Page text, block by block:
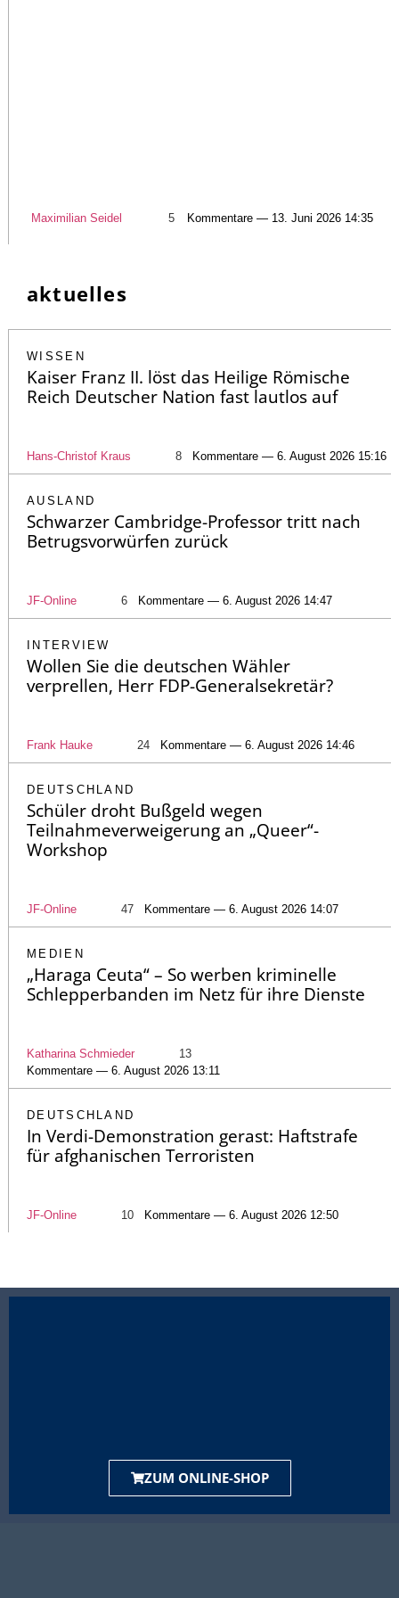
Maximilian Seidel 5 Kommentare — 13. Juni 2026 14:35
aktuelles
WISSEN
Kaiser Franz II. löst das Heilige Römische
Reich Deutscher Nation fast lautlos auf
Hans-Christof Kraus 8 Kommentare — 6. August 2026 15:16
AUSLAND
Schwarzer Cambridge-Professor tritt nach
Betrugsvorwürfen zurück
JF-Online 6 Kommentare — 6. August 2026 14:47
INTERVIEW
Wollen Sie die deutschen Wähler
verprellen, Herr FDP-Generalsekretär?
Frank Hauke 24 Kommentare — 6. August 2026 14:46
DEUTSCHLAND
Schüler droht Bußgeld wegen
Teilnahmeverweigerung an „Queer“-
Workshop
JF-Online 47 Kommentare — 6. August 2026 14:07
MEDIEN
„Haraga Ceuta“ – So werben kriminelle
Schlepperbanden im Netz für ihre Dienste
Katharina Schmieder
13
Kommentare — 6. August 2026 13:11
DEUTSCHLAND
In Verdi-Demonstration gerast: Haftstrafe
für afghanischen Terroristen
JF-Online 10 Kommentare — 6. August 2026 12:50
ZUM ONLINE-SHOP